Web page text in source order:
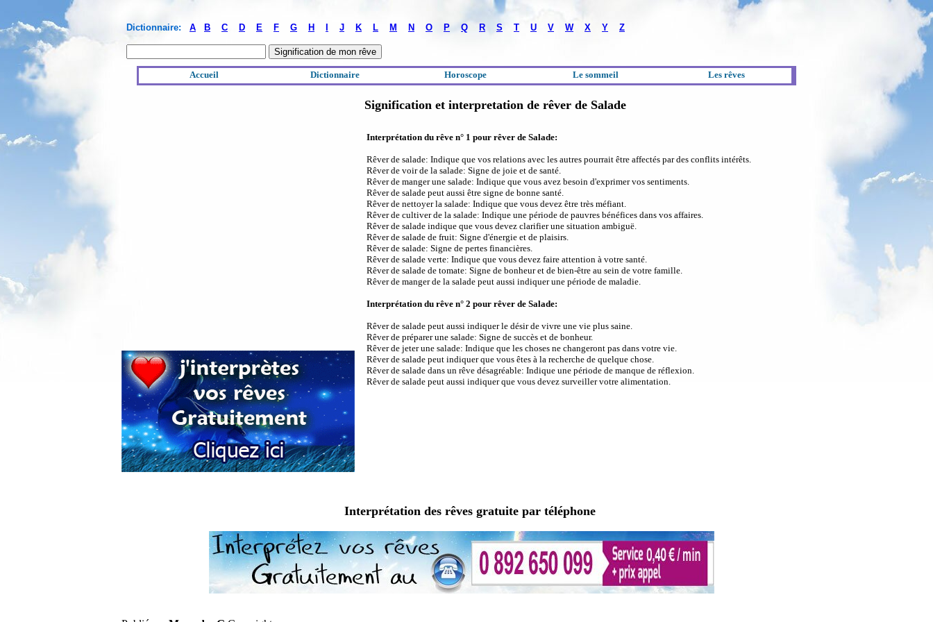
Dictionnaire: A B C D E F G H J K L M N O P Q R S T U V W X Y Z
Accueil Dictionnaire Horoscope Le sommeil Les rêves
Signification et interpretation de rêver de Salade
Interprétation du rêve n° 1 pour rêver de Salade:
Rêver de salade: Indique que vos relations avec les autres pourrait être affectés par des conflits intérêts.
Rêver de voir de la salade: Signe de joie et de santé.
Rêver de manger une salade: Indique que vous avez besoin d'exprimer vos sentiments.
Rêver de salade peut aussi être signe de bonne santé.
Rêver de nettoyer la salade: Indique que vous devez être très méfiant.
Rêver de cultiver de la salade: Indique une période de pauvres bénéfices dans vos affaires.
Rêver de salade indique que vous devez clarifier une situation ambiguë.
Rêver de salade de fruit: Signe d'énergie et de plaisirs.
Rêver de salade: Signe de pertes financières.
Rêver de salade verte: Indique que vous devez faire attention à votre santé.
Rêver de salade de tomate: Signe de bonheur et de bien-être au sein de votre famille.
Rêver de manger de la salade peut aussi indiquer une période de maladie.
Interprétation du rêve n° 2 pour rêver de Salade:
Rêver de salade peut aussi indiquer le désir de vivre une vie plus saine.
Rêver de préparer une salade: Signe de succès et de bonheur.
Rêver de jeter une salade: Indique que les choses ne changeront pas dans votre vie.
Rêver de salade peut indiquer que vous êtes à la recherche de quelque chose.
Rêver de salade dans un rêve désagréable: Indique une période de manque de réflexion.
Rêver de salade peut aussi indiquer que vous devez surveiller votre alimentation.
Interprétation des rêves gratuite par téléphone